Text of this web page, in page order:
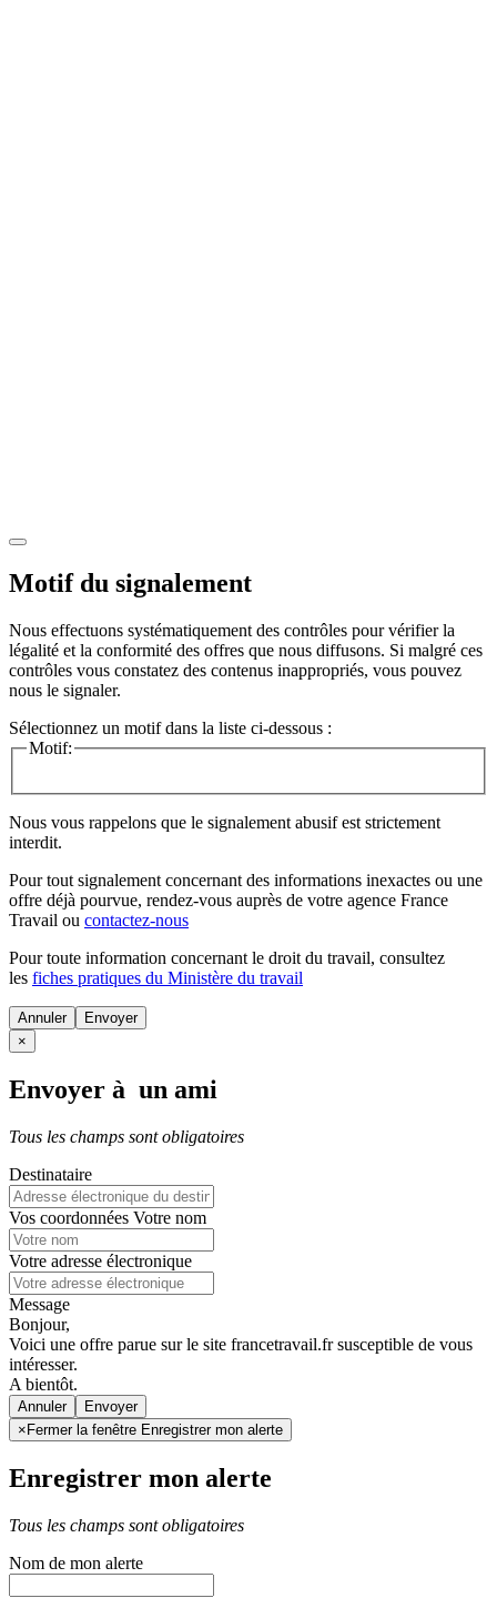
Motif du signalement
Nous effectuons systématiquement des contrôles pour vérifier la
légalité et la conformité des offres que nous diffusons. Si malgré ces
contrôles vous constatez des contenus inappropriés, vous pouvez
nous le signaler.
Sélectionnez un motif dans la liste ci-dessous :
Motif:
Nous vous rappelons que le signalement abusif est strictement
interdit.
Pour tout signalement concernant des informations inexactes ou une
offre déjà pourvue, rendez-vous auprès de votre agence France
Travail ou contactez-nous
Pour toute information concernant le droit du travail, consultez
les fiches pratiques du Ministère du travail
Annuler
×
Envoyer à un ami
Tous les champs sont obligatoires
Destinataire
Vos coordonnées Votre nom
Votre adresse électronique
Message
Bonjour,
Voici une offre parue sur le site francetravail.fr susceptible de vous
intéresser.
A bientôt.
Annuler
× Fermer la fenêtre Enregistrer mon alerte
Enregistrer mon alerte
Tous les champs sont obligatoires
Nom de mon alerte